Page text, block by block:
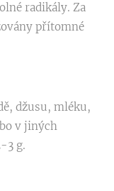
radikály. Za
přítomné
džusu, mléku,
v jiných
3 g.